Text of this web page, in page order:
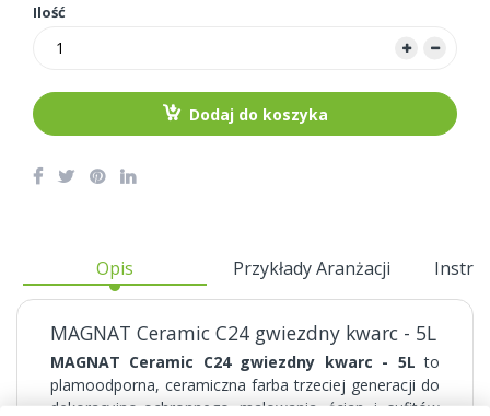
Ilość
Dodaj do koszyka
Opis Przykłady Aranżacji
MAGNAT Ceramic C24 gwiezdny kwarc - 5L
MAGNAT Ceramic C24 gwiezdny kwarc - 5Lto
plamoodporna, ceramiczna farba trzeciej generacji do
dekoracyjno-ochronnego malowania ścian i sufitów